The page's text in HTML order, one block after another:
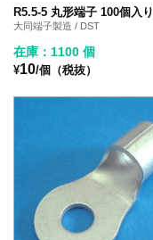
R5.5-5 丸形端子 100個入り
大同端子製造 / DST
在庫：1100 個
¥10/個（税抜）